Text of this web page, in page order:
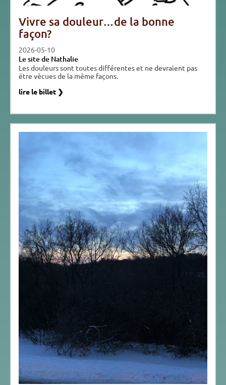
Vivre sa douleur…de la bonne
façon?
2026-05-10
Le site de Nathalie
Les douleurs sont toutes différentes et ne devraient pas
être vécues de la même façons.
lire le billet ❯